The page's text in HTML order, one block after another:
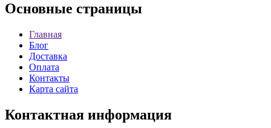
Основные страницы
Главная
Блог
Доставка
Оплата
Контакты
Карта сайта
Контактная информация